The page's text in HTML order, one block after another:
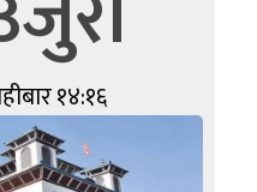
१४:१६